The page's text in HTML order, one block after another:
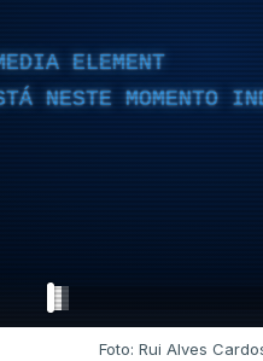
ELEMENT
NESTE MOMENTO
Foto: Rui Alves